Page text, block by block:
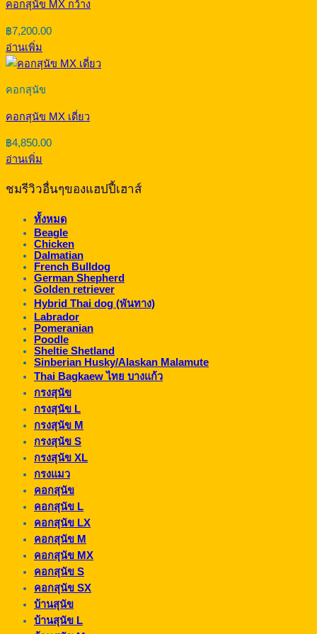
คอกสุนัข MX กว้าง
฿7,200.00
อ่านเพิ่ม
คอกสุนัข
คอกสุนัข MX เดี่ยว
฿4,850.00
อ่านเพิ่ม
ชมรีวิวอื่นๆของแฮปปี้เฮาส์
ทั้งหมด
Beagle
Chicken
Dalmatian
French Bulldog
German Shepherd
Golden retriever
Hybrid Thai dog (พันทาง)
Labrador
Pomeranian
Poodle
Sheltie Shetland
Sinberian Husky/Alaskan Malamute
Thai Bagkaew ไทย บางแก้ว
กรงสุนัข
กรงสุนัข L
กรงสุนัข M
กรงสุนัข S
กรงสุนัข XL
กรงแมว
คอกสุนัข
คอกสุนัข L
คอกสุนัข LX
คอกสุนัข M
คอกสุนัข MX
คอกสุนัข S
คอกสุนัข SX
บ้านสุนัข
บ้านสุนัข L